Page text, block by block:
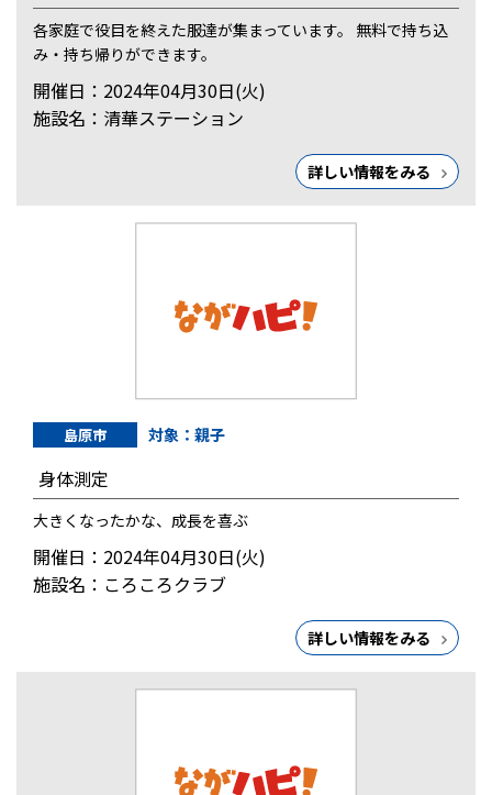
各家庭で役目を終えた服達が集まっています。 無料で持ち込
み・持ち帰りができます。
開催日：2024年04月30日(火)
施設名：清華ステーション
詳しい情報をみる
島原市 対象：親子
身体測定
大きくなったかな、成長を喜ぶ
開催日：2024年04月30日(火)
施設名：ころころクラブ
詳しい情報をみる